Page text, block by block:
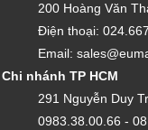
200 Hoàng Văn
Điện thoại:
Email:
Chi nhánh TP HCM
291 Nguyễn Duy
0983.38.00.66 -